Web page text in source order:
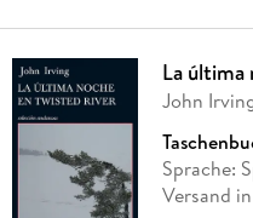
La última
John
Sprache:
Versand